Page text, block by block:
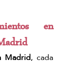
en
Madrid, cada